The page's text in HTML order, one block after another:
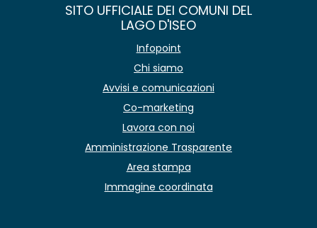
SITO UFFICIALE DEI COMUNI DEL
LAGO D'ISEO
Infopoint
Chi siamo
Avvisi e comunicazioni
Co-marketing
Lavora con noi
Amministrazione Trasparente
Area stampa
Immagine coordinata